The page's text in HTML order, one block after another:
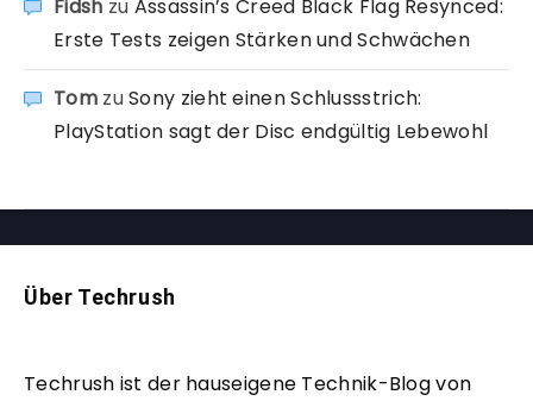
Fidsh zu Assassin’s Creed Black Flag Resynced:
Erste Tests zeigen Stärken und Schwächen
TomzuSony zieht einen Schlussstrich:
PlayStation sagt der Disc endgültig Lebewohl
Über Techrush
Techrush ist der hauseigene Technik-Blog von